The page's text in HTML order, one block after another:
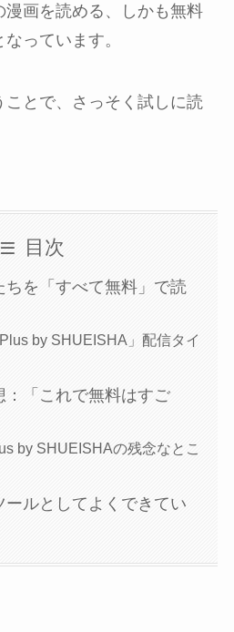
漫画を読める、しかも無料
っています。
とで、さっそく試しに読
目次
ちを「すべて無料」で読
Plus by SHUEISHA」配信タイ
：「これで無料はすご
by SHUEISHAの残念なとこ
ールとしてよくできてい